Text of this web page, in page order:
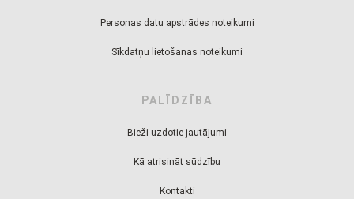
Personas datu apstrādes noteikumi
Sīkdatņu lietošanas noteikumi
PALĪDZĪBA
Bieži uzdotie jautājumi
Kā atrisināt sūdzību
Kontakti